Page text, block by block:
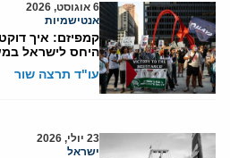
6 אוגוסט, 2026
אנטישמיות
קמפיזם: איך
היחס לישראל
עו"ד תרצה שור
23 יולי, 2026
ישראל